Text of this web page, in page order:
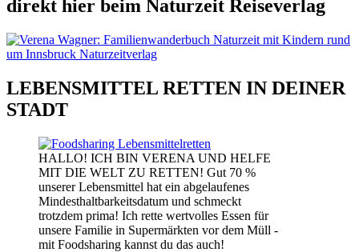
direkt hier beim Naturzeit Reiseverlag
LEBENSMITTEL RETTEN IN DEINER
STADT
HALLO! ICH BIN VERENA UND HELFE
MIT DIE WELT ZU RETTEN! Gut 70 %
unserer Lebensmittel hat ein abgelaufenes
Mindesthaltbarkeitsdatum und schmeckt
trotzdem prima! Ich rette wertvolles Essen für
unsere Familie in Supermärkten vor dem Müll -
mit Foodsharing kannst du das auch!